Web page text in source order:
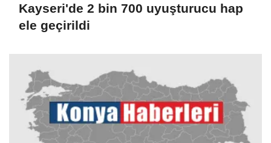
Kayseri'de 2 bin 700 uyuşturucu hap
ele geçirildi